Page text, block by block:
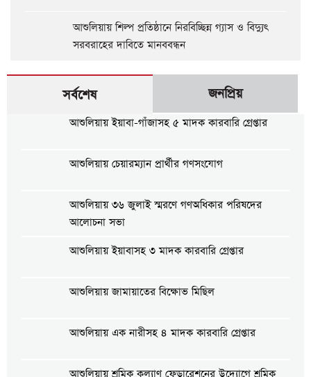
আশুলিয়ায় শিল্প প্রতিষ্ঠানে নিরবিচ্ছিন্ন গ্যাস ও বিদ্যুৎ
সরবরাহের দাবিতে মানববন্ধন
সর্বশেষ জনপ্রিয়
আশুলিয়ায় ইয়াবা-গাঁজাসহ ৫ মাদক কারবারি গ্রেপ্তার
আশুলিয়ায় চেয়ারম্যান প্রার্থীর গণসংযোগ
আশুলিয়ায় ৩৬ জুলাই স্মরণে গণঅধিকার পরিষদের
আলোচনা সভা
আশুলিয়ায় ইয়াবাসহ ৩ মাদক কারবারি গ্রেপ্তার
আশুলিয়ায় জামায়াতের বিক্ষোভ মিছিল
আশুলিয়ায় এক নারীসহ ৪ মাদক কারবারি গ্রেপ্তার
আশুলিয়ায় শ্রমিক কল্যাণ ফেডারেশনের উদ্যোগে শ্রমিক